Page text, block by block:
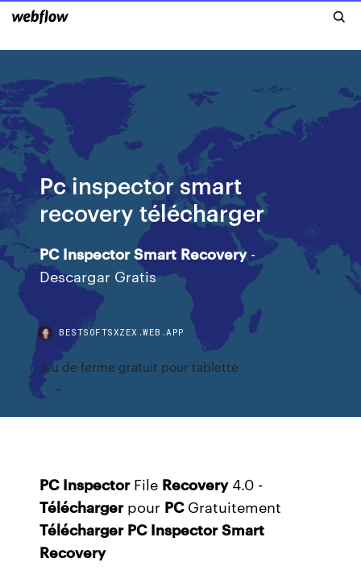
Pc inspector smart
recovery télécharger
PC Inspector Smart Recovery-
Descargar Gratis
BESTSOFTSXZEX.WEB.APP
Jeu de ferme gratuit pour tablette
PC InspectorFile Recovery4.0 -
Téléchargerpour PCGratuitement
Télécharger PC Inspector Smart
Recovery